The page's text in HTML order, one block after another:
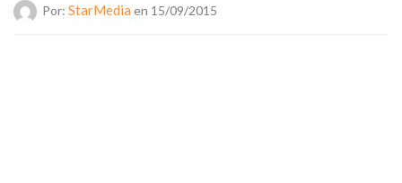
Por: StarMedia en 15/09/2015